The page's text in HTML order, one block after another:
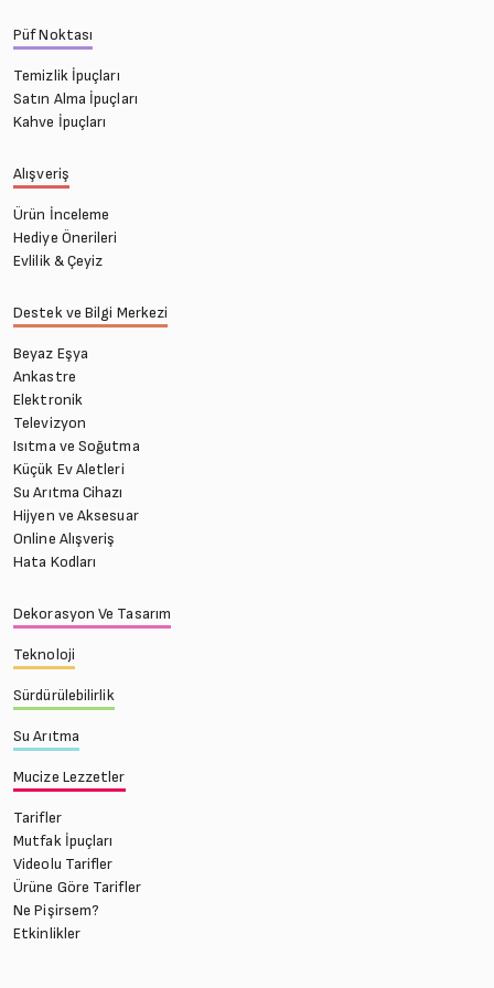
Püf Noktası
Temizlik İpuçları
Satın Alma İpuçları
Kahve İpuçları
Alışveriş
Ürün İnceleme
Hediye Önerileri
Evlilik & Çeyiz
Destek ve Bilgi Merkezi
Beyaz Eşya
Ankastre
Elektronik
Televizyon
Isıtma ve Soğutma
Küçük Ev Aletleri
Su Arıtma Cihazı
Hijyen ve Aksesuar
Online Alışveriş
Hata Kodları
Dekorasyon Ve Tasarım
Teknoloji
Sürdürülebilirlik
Su Arıtma
Mucize Lezzetler
Tarifler
Mutfak İpuçları
Videolu Tarifler
Ürüne Göre Tarifler
Ne Pişirsem?
Etkinlikler